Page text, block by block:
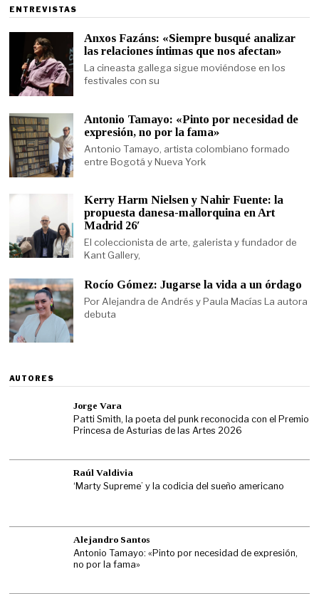
ENTREVISTAS
Anxos Fazáns: «Siempre busqué analizar
las relaciones íntimas que nos afectan»
La cineasta gallega sigue moviéndose en los
festivales con su
Antonio Tamayo: «Pinto por necesidad de
expresión, no por la fama»
Antonio Tamayo, artista colombiano formado
entre Bogotá y Nueva York
Kerry Harm Nielsen y Nahir Fuente: la
propuesta danesa-mallorquina en Art
Madrid 26′
El coleccionista de arte, galerista y fundador de
Kant Gallery,
Rocío Gómez: Jugarse la vida a un órdago
Por Alejandra de Andrés y Paula Macías La autora
debuta
AUTORES
Jorge Vara
Patti Smith, la poeta del punk reconocida con el Premio
Princesa de Asturias de las Artes 2026
Raúl Valdivia
‘Marty Supreme’ y la codicia del sueño americano
Alejandro Santos
Antonio Tamayo: «Pinto por necesidad de expresión,
no por la fama»